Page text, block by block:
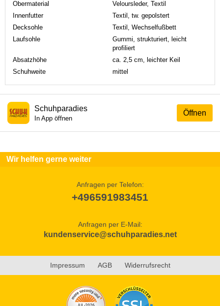
Obermaterial
Veloursleder, Textil
Innenfutter
Textil, tw. gepolstert
Decksohle
Textil, Wechselfußbett
Laufsohle
Gummi, strukturiert, leicht
profiliert
Absatzhöhe
ca. 2,5 cm, leichter Keil
Schuhweite
mittel
Öffnen
Schuhparadies
In App öffnen
Wir helfen gerne weiter
Anfragen per Telefon:
+496591983451
Anfragen per E-Mail:
kundenservice@schuhparadies.net
Impressum AGB Widerrufsrecht